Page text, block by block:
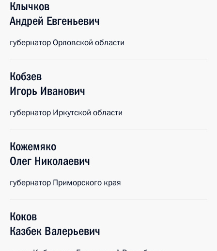
Клычков
Андрей Евгеньевич
губернатор Орловской области
Кобзев
Игорь Иванович
губернатор Иркутской области
Кожемяко
Олег Николаевич
губернатор Приморского края
Коков
Казбек Валерьевич